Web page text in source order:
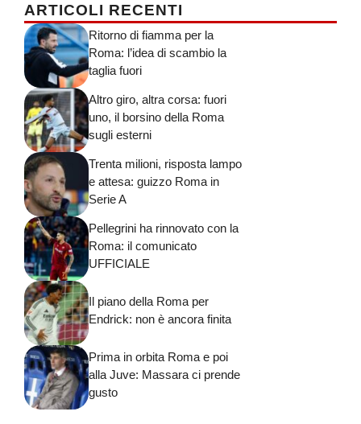
ARTICOLI RECENTI
Ritorno di fiamma per la
Roma: l’idea di scambio la
taglia fuori
Altro giro, altra corsa: fuori
uno, il borsino della Roma
sugli esterni
Trenta milioni, risposta lampo
e attesa: guizzo Roma in
Serie A
Pellegrini ha rinnovato con la
Roma: il comunicato
UFFICIALE
Il piano della Roma per
Endrick: non è ancora finita
Prima in orbita Roma e poi
alla Juve: Massara ci prende
gusto